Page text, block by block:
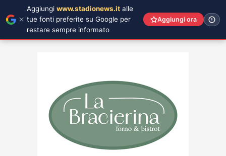
Aggiungi www.stadionews.it alle
tue fonti preferite su Google per
restare sempre informato
Aggiungi ora